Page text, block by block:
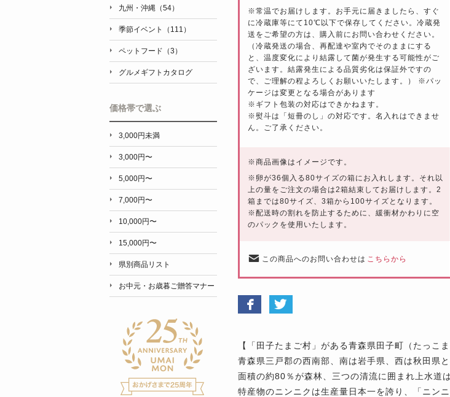
※常温でお届けします。お手元に届きましたら、すぐ
に冷蔵庫等にて10℃以下で保存してください。冷蔵発
送をご希望の方は、購入前にお問い合わせください。
（冷蔵発送の場合、再配達や室内でそのままにする
と、温度変化により結露して菌が発生する可能性がご
ざいます。結露発生による品質劣化は保証外ですの
で、ご理解の程よろしくお願いいたします。） ※パッ
ケージは変更となる場合があります
※ギフト包装の対応はできかねます。
※熨斗は「短冊のし」の対応です。名入れはできませ
ん。ご了承ください。
※商品画像はイメージです。
※卵が36個入る80サイズの箱にお入れします。それ以
上の量をご注文の場合は2箱結束してお届けします。2
箱までは80サイズ、3箱から100サイズとなります。
※配送時の割れを防止するために、緩衝材かわりに空
のパックを使用いたします。
この商品へのお問い合わせは こちらから
【「田子たまご村」がある青森県田子町（たっこま
青森県三戸郡の西南部、南は岩手県、西は秋田県
面積の約80％が森林、三つの清流に囲まれ上水道
特産物のニンニクは生産量日本一を誇り、「ニン
九州・沖縄（54）
季節イベント（111）
ペットフード（3）
グルメギフトカタログ
価格帯で選ぶ
3,000円未満
3,000円〜
5,000円〜
7,000円〜
10,000円〜
15,000円〜
県別商品リスト
お中元・お歳暮ご贈答マナー